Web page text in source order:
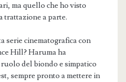
ma quello che ho visto
trattazione a parte.
serie cinematografica con
Hill? Haruma ha
del biondo e simpatico
sempre pronto a mettere in